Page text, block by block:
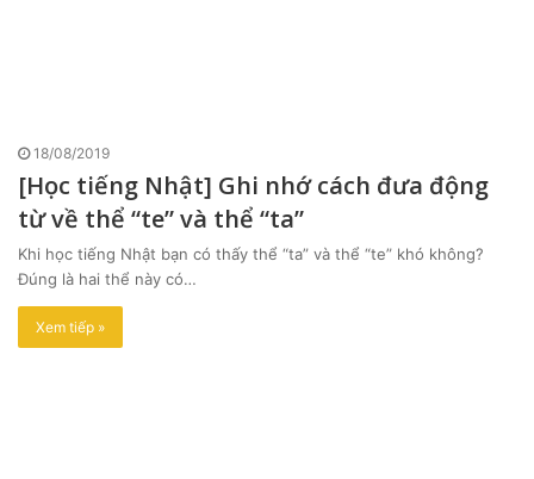
18/08/2019
[Học tiếng Nhật] Ghi nhớ cách đưa động
từ về thể “te” và thể “ta”
Khi học tiếng Nhật bạn có thấy thể “ta” và thể “te” khó không?
Đúng là hai thể này có…
Xem tiếp »